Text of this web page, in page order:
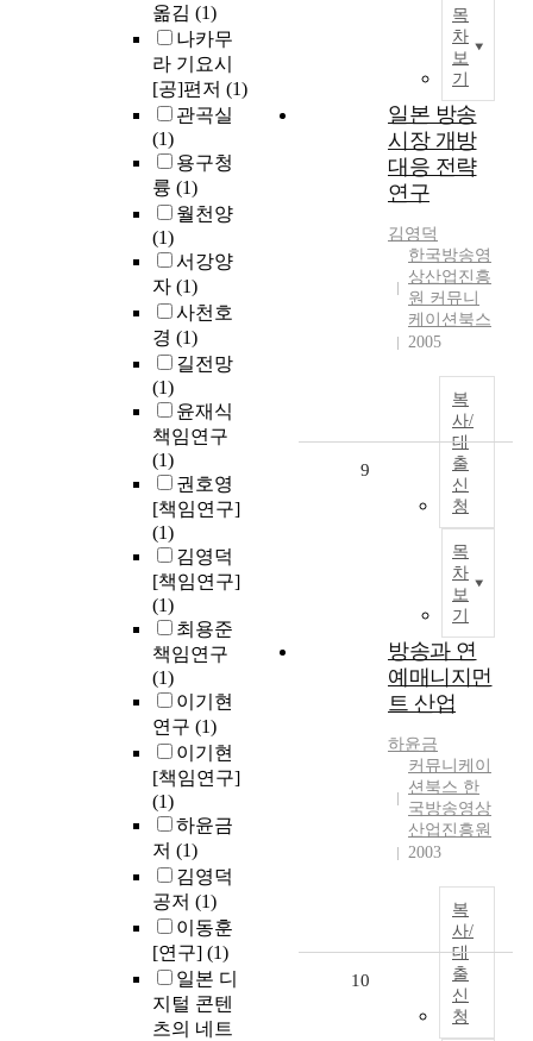
옮김 (1)
나카무
라 기요시
[공]편저 (1)
관곡실
(1)
용구청
륭 (1)
월천양
(1)
서강양
자 (1)
사천호
경 (1)
길전망
(1)
윤재식
책임연구
(1)
권호영
[책임연구]
(1)
김영덕
[책임연구]
(1)
최용준
책임연구
(1)
이기현
연구 (1)
이기현
[책임연구]
(1)
하윤금
저 (1)
김영덕
공저 (1)
이동훈
[연구] (1)
일본 디
지털 콘텐
츠의 네트
목
차
보
기
일본 방송
시장 개방
대응 전략
연구
김영덕
한국방송영
상산업진흥
원 커뮤니
케이션북스
2005
복
사/
대
출
신
청
목
차
보
기
9
방송과 연
예매니지먼
트 산업
하윤금
커뮤니케이
션북스 한
국방송영상
산업진흥원
2003
복
사/
대
출
신
청
10